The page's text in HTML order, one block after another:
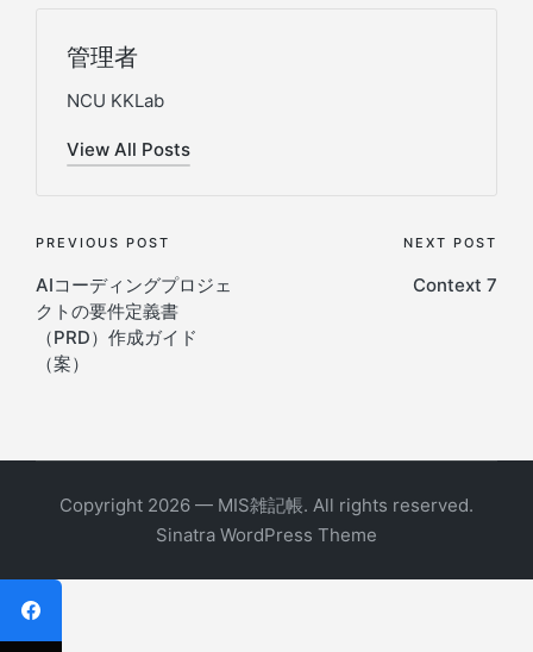
管理者
NCU KKLab
View All Posts
Post
navigation
PREVIOUS POST
AIコーディングプロジェ
クトの要件定義書
（PRD）作成ガイド
（案）
NEXT POST
Context 7
Copyright 2026 — MIS雑記帳. All rights reserved.
Sinatra WordPress Theme